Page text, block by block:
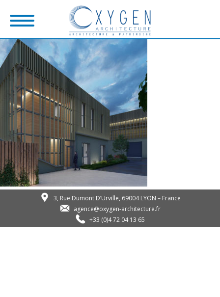
3, Rue Dumont D’Urville, 69004 LYON – France
agence@oxygen-architecture.fr
+33 (0)4 72 04 13 65